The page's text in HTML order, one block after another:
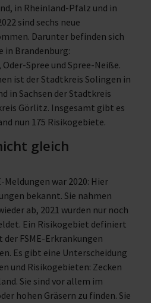
in Rheinland-Pfalz und in
sind sechs neue
Darunter befinden sich
in Brandenburg:
Spree und Spree-Neiße.
ist der Stadtkreis Solingen in
in Sachsen der Stadtkreis
Görlitz. Insgesamt gibt es
nun 175 Risikogebiete.
gleich
Meldungen war 2020: Hier
bekannt. Sie nahmen
ab, 2021 wurden nur noch
Ein Risikogebiet definiert
FSME-Erkrankungen
Es gibt eine Unterscheidung
und Risikogebieten: Zecken
Sie sind vor allem im
hohen Gräsern zu finden. Sie